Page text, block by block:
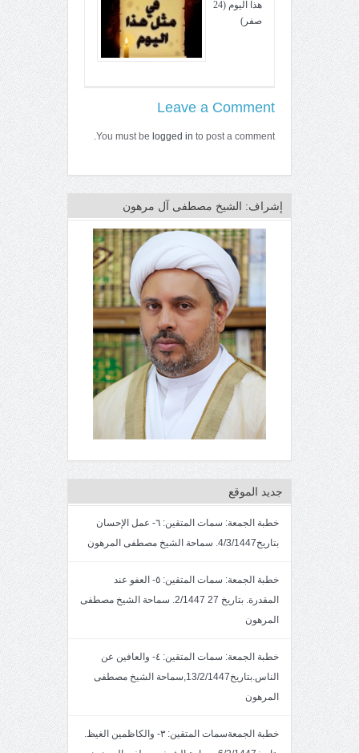
هذا اليوم (24
صفر)
Leave a Comment
You must be logged in to post a comment.
إشراف: الشيخ مصطفى آل مرهون
جديد الموقع
خطبة الجمعة: سمات المتقين: ٦- عمل الإحسان
بتاريخ4/3/1447. سماحة الشيخ مصطفى المرهون
خطبة الجمعة: سمات المتقين: ٥- العفو عند
المقدرة. بتاريخ 27 2/1447. سماحة الشيخ مصطفى
المرهون
خطبة الجمعة: سمات المتقين: ٤- والعافين عن
الناس.بتاريخ13/2/1447,سماحة الشيخ مصطفى
المرهون
خطبة الجمعةسمات المتقين: ٣- والكاظمين الغيظ.